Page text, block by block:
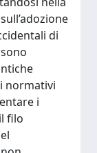
di
normativi
i
filo